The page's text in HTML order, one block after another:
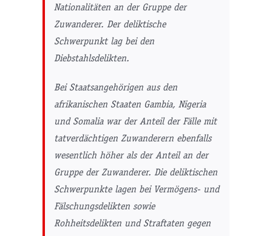
Nationalitäten an der Gruppe der
Zuwanderer. Der deliktische
Schwerpunkt lag bei den
Diebstahlsdelikten.
Bei Staatsangehörigen aus den
afrikanischen Staaten Gambia, Nigeria
und Somalia war der Anteil der Fälle mit
tatverdächtigen Zuwanderern ebenfalls
wesentlich höher als der Anteil an der
Gruppe der Zuwanderer. Die deliktischen
Schwerpunkte lagen bei Vermögens- und
Fälschungsdelikten sowie
Rohheitsdelikten und Straftaten gegen